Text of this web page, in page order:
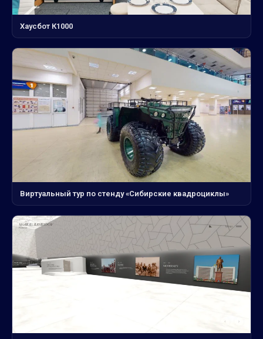
Хаусбот К1000
Виртуальный тур по стенду «Сибирские квадроциклы»